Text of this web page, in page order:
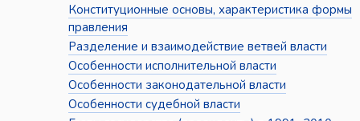
Конституционные основы, характеристика формы
правления
Разделение и взаимодействие ветвей власти
Особенности исполнительной власти
Особенности законодательной власти
Особенности судебной власти